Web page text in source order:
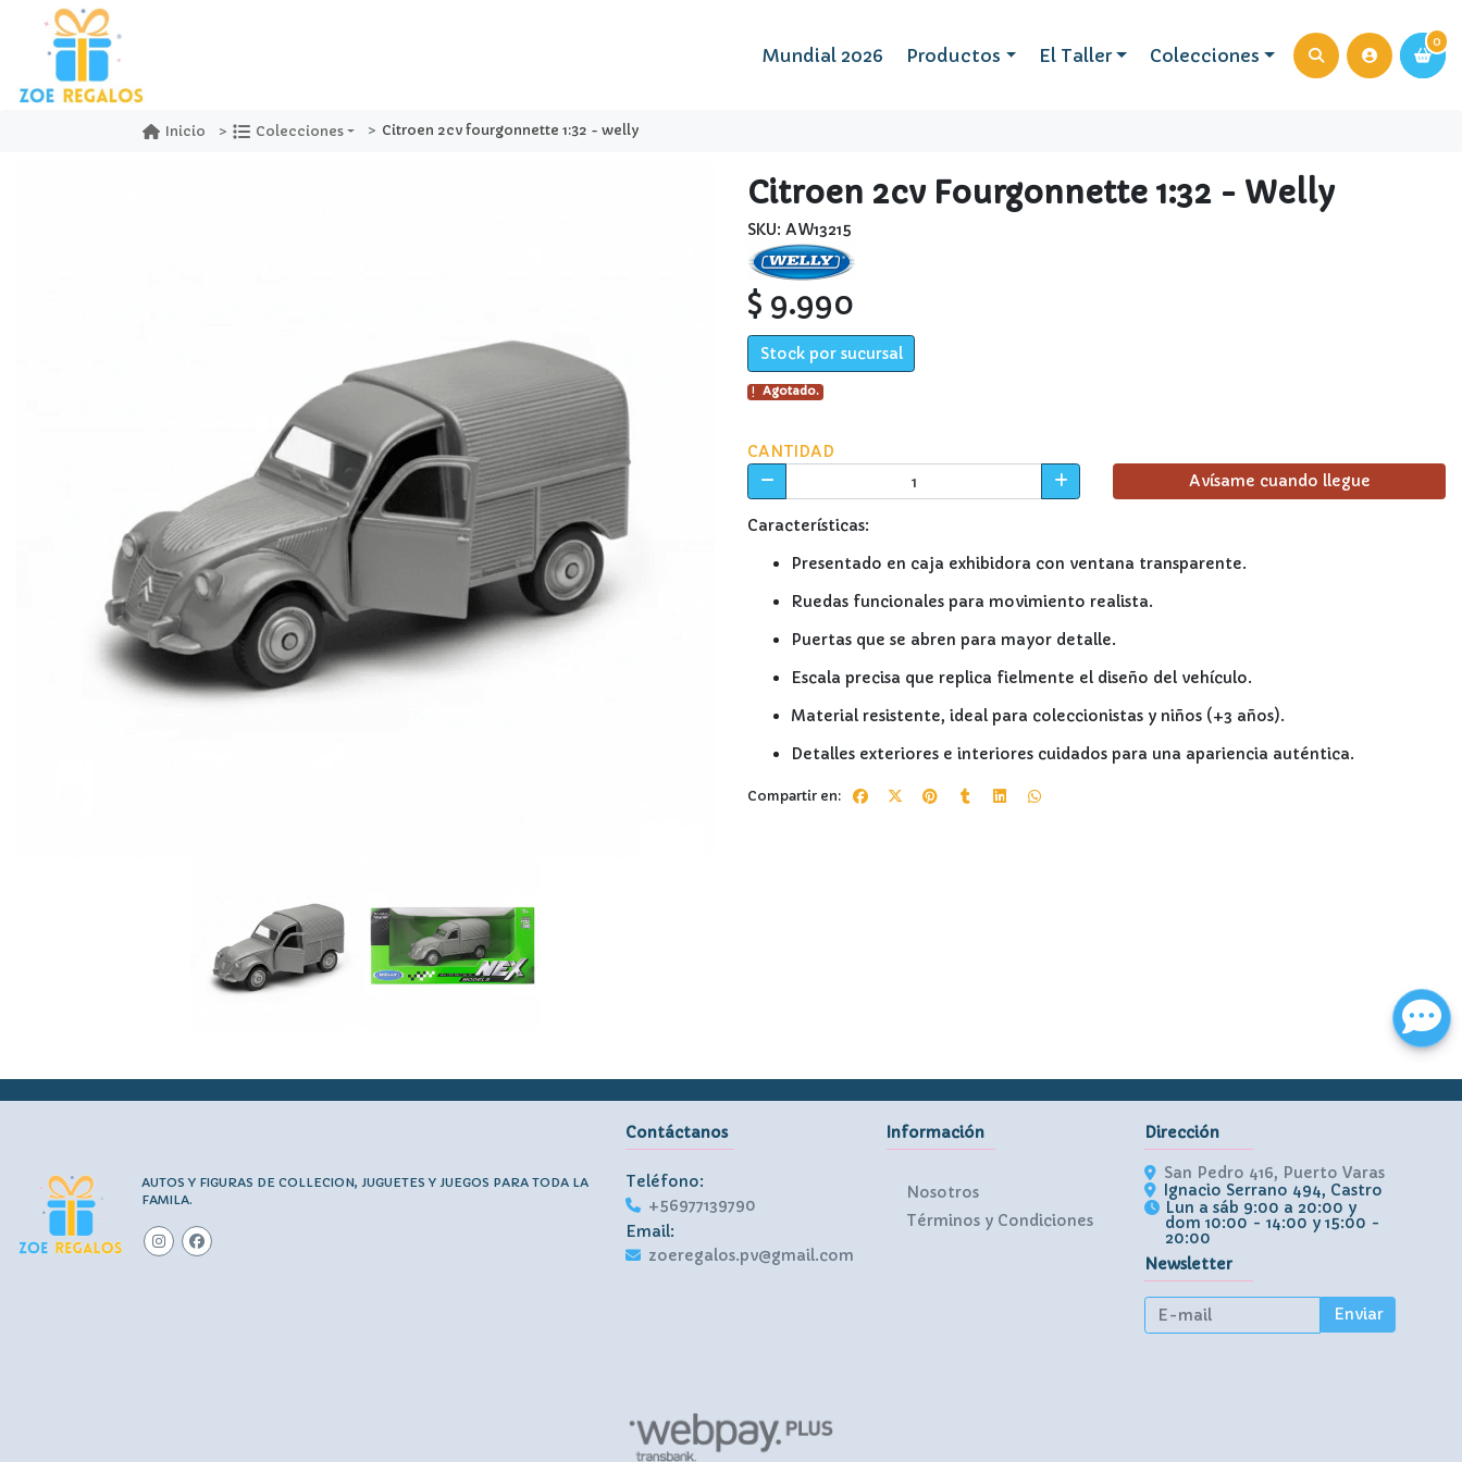
0
Mundial 2026 Productos El Taller Colecciones
0
Inicio Colecciones Citroen 2cv fourgonnette 1:32 - welly
Citroen 2cv Fourgonnette 1:32 - Welly
SKU: AW13215
$ 9.990
Stock por sucursal
Agotado.
CANTIDAD
Avísame cuando llegue
Características:
Presentado en caja exhibidora con ventana transparente.
Ruedas funcionales para movimiento realista.
Puertas que se abren para mayor detalle.
Escala precisa que replica fielmente el diseño del vehículo.
Material resistente, ideal para coleccionistas y niños (+3 años).
Detalles exteriores e interiores cuidados para una apariencia auténtica.
Compartir en:
Contáctanos
Teléfono:
+56977139790
Email:
zoeregalos.pv@gmail.com
Información
Nosotros
Términos y Condiciones
Dirección
San Pedro 416, Puerto Varas
Ignacio Serrano 494, Castro
Lun a sáb 9:00 a 20:00 y
dom 10:00 - 14:00 y 15:00 -
20:00
Newsletter
Enviar
AUTOS Y FIGURAS DE COLLECION, JUGUETES Y JUEGOS PARA TODA LA
FAMILA.